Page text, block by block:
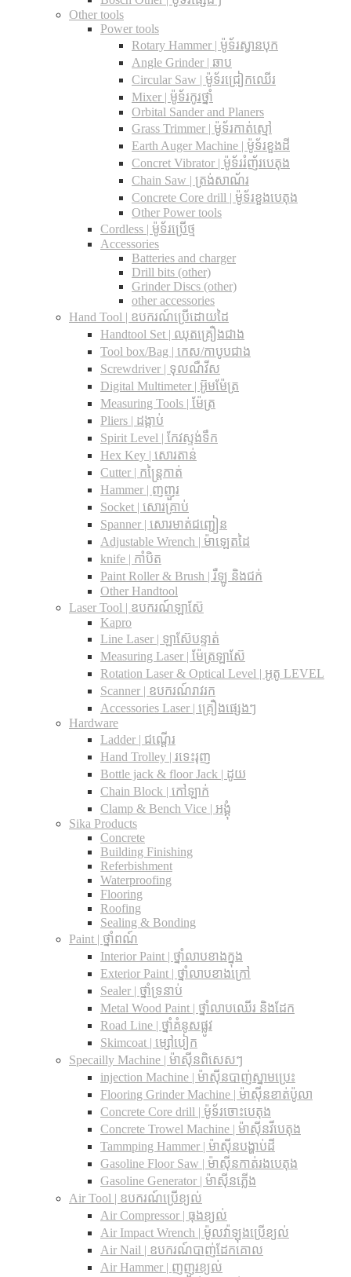
Other tools
Power tools
Rotary Hammer | ម៉ូទ័រស្វានបុក
Angle Grinder | ឆាប
Circular Saw​ | ម៉ូទ័រជ្រៀកឈើរ
Mixer | ម៉ូទ័រកូរថ្នាំ
Orbital Sander and Planers
Grass Trimmer | ម៉ូទ័រកាត់ស្មៅ
Earth Auger Machine | ម៉ូទ័រខួងដី
Concret Vibrator | ម៉ូទ័ររំញ័របេតុង
Chain Saw | ត្រង់សាណ័រ
Concrete Core drill | ម៉ូទ័រខួងបេតុង
Other Power tools
Cordless​ | ម៉ូទ័រប្រើថ្ម
Accessories
Batteries and charger
Drill bits (other)
Grinder Discs (other)
other accessories
Hand Tool | ឧបករណ៍ប្រើដោយដៃ
Handtool Set | ឈុតគ្រឿងជាង
Tool box/Bag | កេស/កាបូបជាង
Screwdriver | ទុលណឺវីស
Digital Multimeter | អ៊ូមម៉ែត្រ
Measuring Tools | ម៉ែត្រ
Pliers | ដង្កាប់
Spirit Level | កែវស្ទង់ទឹក
Hex Key | សោរតាន់
Cutter | កន្រ្តៃកាត់
Hammer | ញញួរ
Socket | សោរគ្រាប់
Spanner |​ សោរមាត់ជញ្ជៀន
Adjustable Wrench |​ ម៉ាឡេតដៃ
knife | កាំបិត
Paint Roller & Brush | រឺឡូ និងជក់
Other Handtool
Laser Tool | ឧបករណ៍ឡាស៊ែ
Kapro
Line Laser | ឡាស៊ែបន្ទាត់
Measuring Laser | ម៉ែត្រឡាស៊ែ
Rotation Laser & Optical Level | អូតូ LEVEL
Scanner | ឧបករណ៍រាវរក
Accessories Laser | គ្រឿងផ្សេងៗ
Hardware
Ladder | ជណ្តើរ
Hand Trolley | រទេះរុញ
Bottle jack & floor Jack​ | ដូយ
Chain Block | កៅឡាក់
Clamp & Bench Vice | អង្គុំ
Sika Products
Concrete
Building Finishing
Referbishment
Waterproofing
Flooring
Roofing
Sealing & Bonding
Paint | ថ្នាំពណ៍
Interior Paint | ថ្នាំលាបខាងក្នុង
Exterior Paint | ថ្នាំលាបខាងក្រៅ
Sealer | ថ្នាំទ្រនាប់
Metal Wood Paint | ថ្នាំលាបឈើរ និងដែក
Road Line | ថ្នាំគំនូសផ្លូវ
Skimcoat | ម្សៅបៀក
Specailly Machine | ម៉ាស៊ីនពិសេសៗ
injection Machine | ម៉ាស៊ីនបាញ់ស្នាមប្រេះ
Flooring Grinder Machine | ម៉ាស៊ីនខាត់ប៉ូលា
Concrete Core drill | ម៉ូទ័រចោះបេតុង
Concrete Trowel Machine | ម៉ាស៊ីនវីបេតុង
Tammping Hammer | ម៉ាស៊ីនបង្ហាប់ដី
Gasoline Floor Saw | ម៉ាស៊ីនកាត់រងបេតុង
Gasoline Generator | ម៉ាស៊ីនភ្លើង
Air Tool | ឧបករណ៍ប្រើខ្យល់
Air Compressor | ធុងខ្យល់
Air Impact Wrench | ម៉ូលវ៉ាឡុងប្រើខ្យល់
Air Nail | ឧបករណ៍បាញ់ដែកគោល
Air Hammer | ញញួរខ្យល់